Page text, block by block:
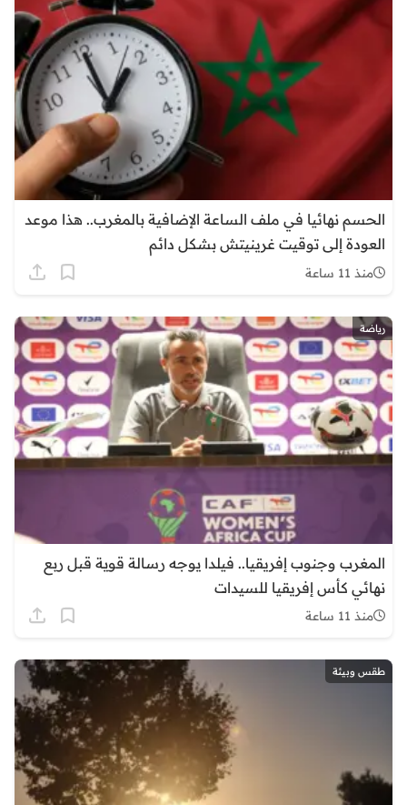
الحسم نهائيا في ملف الساعة الإضافية بالمغرب.. هذا موعد
العودة إلى توقيت غرينيتش بشكل دائم
منذ 11 ساعة
رياضة
المغرب وجنوب إفريقيا.. فيلدا يوجه رسالة قوية قبل ربع
نهائي كأس إفريقيا للسيدات
منذ 11 ساعة
طقس وبيئة